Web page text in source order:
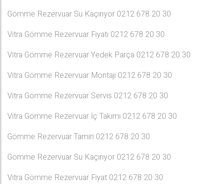
Gömme Rezervuar Su Kaçırıyor 0212 678 20 30
Vitra Gömme Rezervuar Fiyatı 0212 678 20 30
Vitra Gömme Rezervuar Yedek Parça 0212 678 20 30
Vitra Gömme Rezervuar Montajı 0212 678 20 30
Vitra Gömme Rezervuar Servis 0212 678 20 30
Vitra Gömme Rezervuar İç Takımı 0212 678 20 30
Gömme Rezervuar Tamiri 0212 678 20 30
Gömme Rezervuar Su Kaçırıyor 0212 678 20 30
Vitra Gömme Rezervuar Fiyat 0212 678 20 30